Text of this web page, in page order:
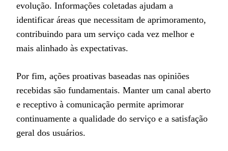
evolução. Informações coletadas ajudam a
identificar áreas que necessitam de aprimoramento,
contribuindo para um serviço cada vez melhor e
mais alinhado às expectativas.
Por fim, ações proativas baseadas nas opiniões
recebidas são fundamentais. Manter um canal aberto
e receptivo à comunicação permite aprimorar
continuamente a qualidade do serviço e a satisfação
geral dos usuários.